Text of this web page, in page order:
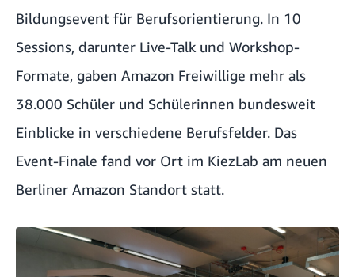
Bildungsevent für Berufsorientierung. In 10
Sessions, darunter Live-Talk und Workshop-
Formate, gaben Amazon Freiwillige mehr als
38.000 Schüler und Schülerinnen bundesweit
Einblicke in verschiedene Berufsfelder. Das
Event-Finale fand vor Ort im KiezLab am neuen
Berliner Amazon Standort statt.